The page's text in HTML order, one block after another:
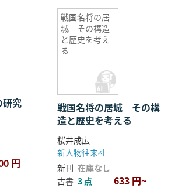
研究
円
戦国名将の居
城 その構造
と歴史を考え
る
戦国名将の居城 その構
造と歴史を考える
桜井成広
新人物往来社
新刊 在庫なし
古書 3 点 633 円~